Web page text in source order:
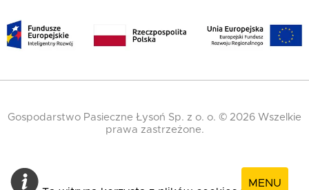
MENU
Gospodarstwo Pasieczne Łysoń Sp. z o. o. © 2026 Wszelkie
prawa zastrzeżone.